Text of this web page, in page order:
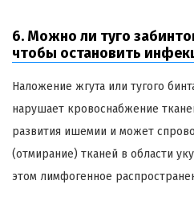
6. Можно ли туго
чтобы остановить
Наложение жгута или тугого
нарушает кровоснабжение
развития ишемии и может
(отмирание) тканей в области
этом лимфогенное